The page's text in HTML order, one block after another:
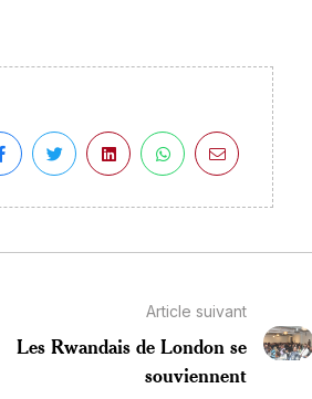
Article suivant
Les Rwandais de London se
souviennent